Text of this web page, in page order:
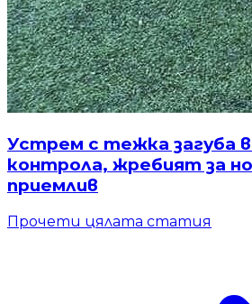
Устрем с тежка загуба
контрола, жребият за
приемлив
Прочети цялата статия